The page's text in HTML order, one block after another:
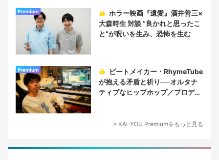
Premium
大森時生 対談 “良かれと思ったこ
と“が呪いを生み、恐怖を生む
Premium
が抱える矛盾と祈り──オルタナ
ティブなヒップホップ／プロデュ
> KAI-YOU Premiumをもっと見る